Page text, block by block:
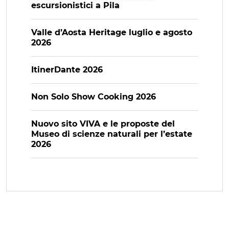
escursionistici a Pila
Valle d’Aosta Heritage luglio e agosto
2026
ItinerDante 2026
Non Solo Show Cooking 2026
Nuovo sito VIVA e le proposte del
Museo di scienze naturali per l’estate
2026